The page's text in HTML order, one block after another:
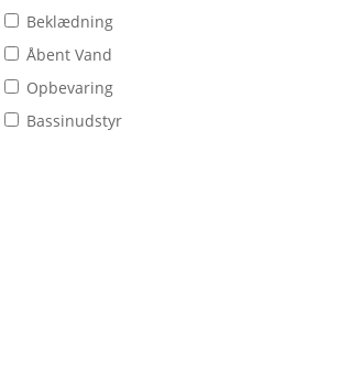
Beklædning
Åbent Vand
Opbevaring
Bassinudstyr